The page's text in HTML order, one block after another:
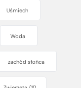
Uśmiech
Woda
zachód słońca